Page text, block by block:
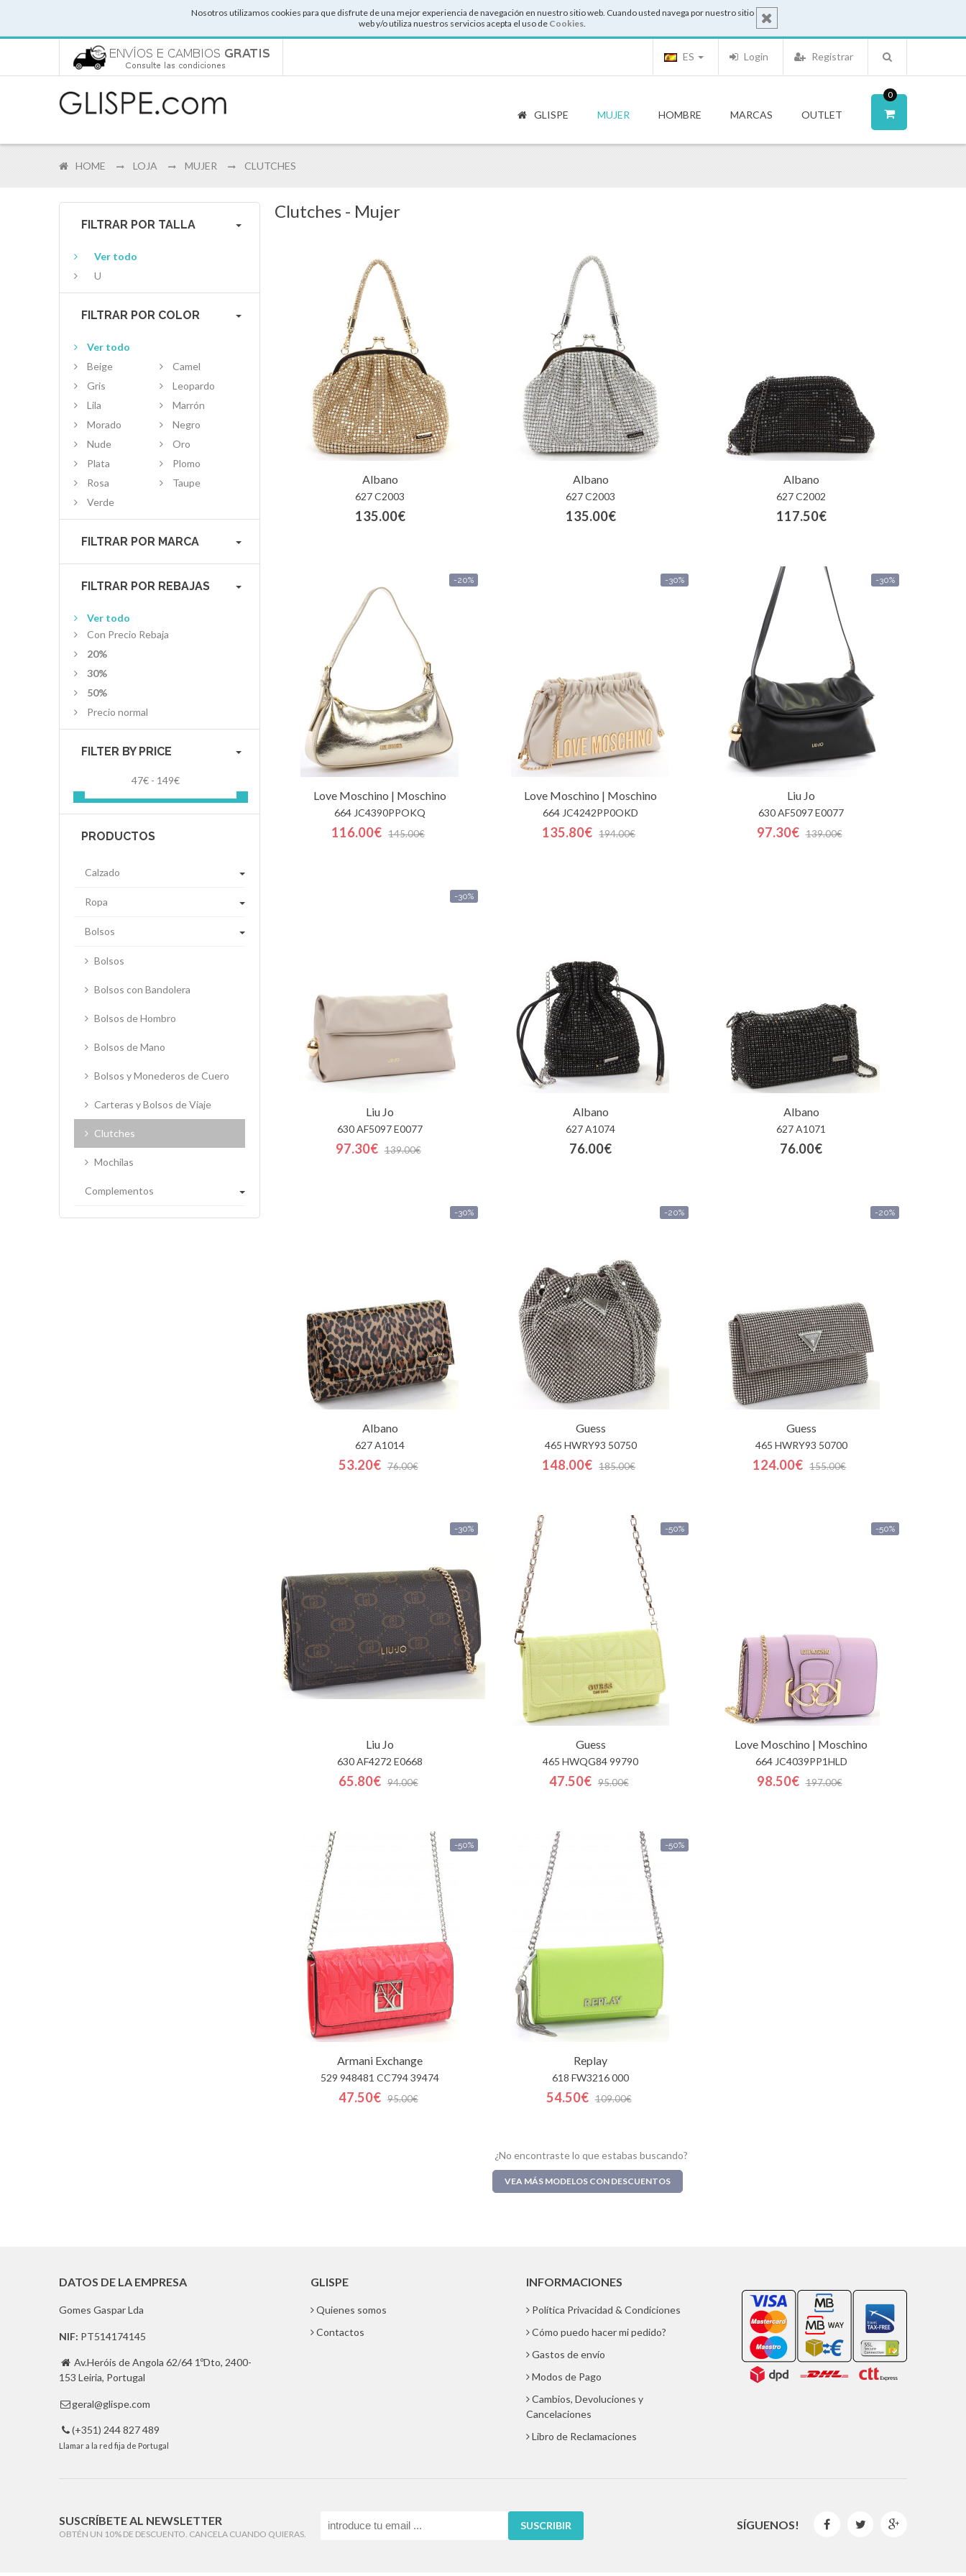
Nosotros utilizamos cookies para que disfrute de una mejor experiencia de navegación en nuestro sitio web. Cuando usted navega por nuestro sitio
web y/o utiliza nuestros servicios acepta el uso de Cookies.
Registrar
Login
ES
0
GLISPE MUJER HOMBRE MARCAS OUTLET
HOME LOJA MUJER CLUTCHES
Clutches - Mujer
Albano
627 C2003
135.00€
Albano
627 C2003
135.00€
Albano
627 C2002
117.50€
-20%
Love Moschino | Moschino
664 JC4390PPOKQ
116.00€ 145.00€
-30%
Love Moschino | Moschino
664 JC4242PP0OKD
135.80€ 194.00€
-30%
Liu Jo
630 AF5097 E0077
97.30€ 139.00€
-30%
Liu Jo
630 AF5097 E0077
97.30€ 139.00€
Albano
627 A1074
76.00€
Albano
627 A1071
76.00€
-30%
Albano
627 A1014
53.20€ 76.00€
-20%
Guess
465 HWRY93 50750
148.00€ 185.00€
-20%
Guess
465 HWRY93 50700
124.00€ 155.00€
-30%
Liu Jo
630 AF4272 E0668
65.80€ 94.00€
-50%
Guess
465 HWQG84 99790
47.50€ 95.00€
-50%
Love Moschino | Moschino
664 JC4039PP1HLD
98.50€ 197.00€
-50%
Armani Exchange
529 948481 CC794 39474
47.50€ 95.00€
-50%
Replay
618 FW3216 000
54.50€ 109.00€
¿No encontraste lo que estabas buscando?
VEA MÁS MODELOS CON DESCUENTOS
FILTRAR POR TALLA
Ver todo
U
FILTRAR POR COLOR
Ver todo
Beige
Camel
Gris
Leopardo
Lila
Marrón
Morado
Negro
Nude
Oro
Plata
Plomo
Rosa
Taupe
Verde
FILTRAR POR MARCA
FILTRAR POR REBAJAS
Ver todo
Con Precio Rebaja
20%
30%
50%
Precio normal
FILTER BY PRICE
47€ - 149€
PRODUCTOS
Calzado
Ropa
Bolsos
Bolsos
Bolsos con Bandolera
Bolsos de Hombro
Bolsos de Mano
Bolsos y Monederos de Cuero
Carteras y Bolsos de Viaje
Clutches
Mochilas
Complementos
DATOS DE LA EMPRESA
Gomes Gaspar Lda
NIF: PT514174145
 Av.Heróis de Angola 62/64 1ºDto, 2400-
153 Leiria, Portugal
 geral@glispe.com
 (+351) 244 827 489
Llamar a la red fija de Portugal
GLISPE
Quienes somos
Contactos
INFORMACIONES
Política Privacidad & Condiciones
Cómo puedo hacer mi pedido?
Gastos de envío
Modos de Pago
Cambios, Devoluciones y
Cancelaciones
Libro de Reclamaciones
SUSCRÍBETE AL NEWSLETTER
OBTÉN UN 10% DE DESCUENTO. CANCELA CUANDO QUIERAS.
SUSCRIBIR SÍGUENOS!   